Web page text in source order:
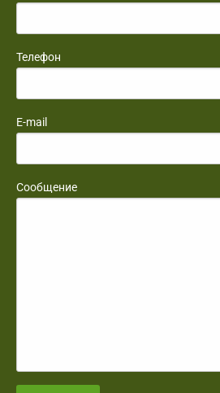
Телефон
E-mail
Сообщение